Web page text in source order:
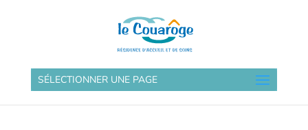
SÉLECTIONNER UNE PAGE